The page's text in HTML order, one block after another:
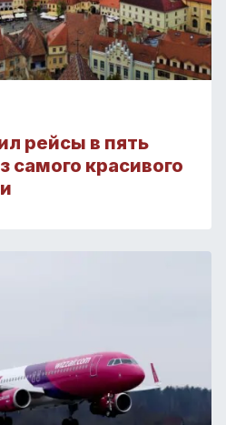
рейсы в пять
самого красивого